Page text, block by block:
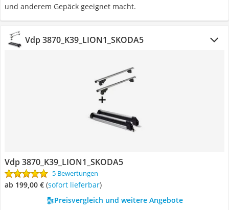
und anderem Gepäck geeignet macht.
Vdp 3870_K39_LION1_SKODA5
Vdp 3870_K39_LION1_SKODA5
5 Bewertungen
ab 199,00 € ( Sofort lieferbar)
Preisvergleich und weitere Angebote